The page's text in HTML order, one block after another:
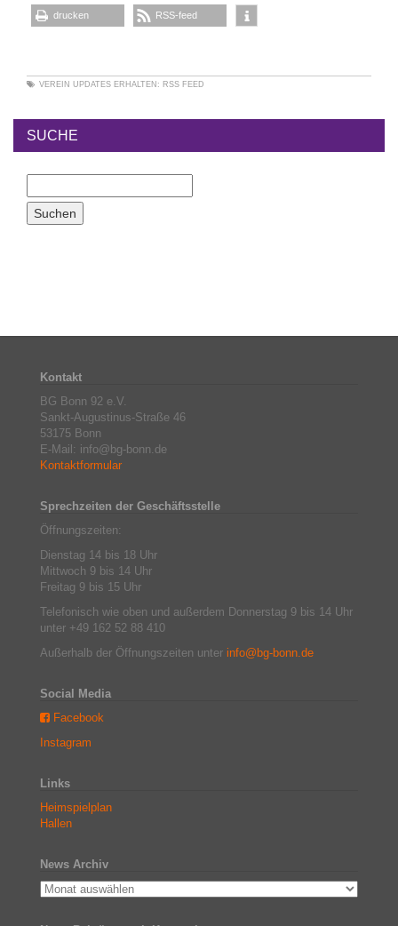
drucken RSS-feed
VEREIN UPDATES ERHALTEN: RSS FEED
SUCHE
Kontakt
BG Bonn 92 e.V.
Sankt-Augustinus-Straße 46
53175 Bonn
E-Mail: info@bg-bonn.de
Kontaktformular
Sprechzeiten der Geschäftsstelle
Öffnungszeiten:
Dienstag 14 bis 18 Uhr
Mittwoch 9 bis 14 Uhr
Freitag 9 bis 15 Uhr
Telefonisch wie oben und außerdem Donnerstag 9 bis 14 Uhr
unter +49 162 52 88 410
Außerhalb der Öffnungszeiten unter info@bg-bonn.de
Social Media
Facebook
Instagram
Links
Heimspielplan
Hallen
News Archiv